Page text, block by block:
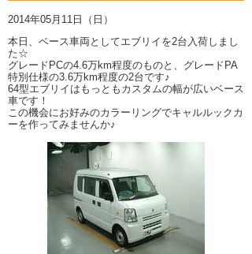
2014年05月11日（日）
本日、ベース車両としてエブリイを2台入荷しまし
た☆
グレードPCの4.6万km程度のものと、グレードPA
特別仕様の3.6万km程度の2台です♪
64型エブリイはもっともカスタムの幅が広いベース
車です！
この機会にお好みのカラーリングでキャルルックカ
ーを作ってみませんか♪